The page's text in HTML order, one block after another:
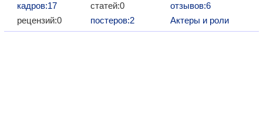
кадров:17
рецензий:0
статей:0
постеров:2
отзывов:6
Актеры и роли